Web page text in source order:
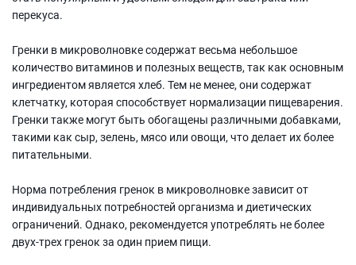
перекуса.
Гренки в микроволновке содержат весьма небольшое
количество витаминов и полезных веществ, так как основным
ингредиентом является хлеб. Тем не менее, они содержат
клетчатку, которая способствует нормализации пищеварения.
Гренки также могут быть обогащены различными добавками,
такими как сыр, зелень, мясо или овощи, что делает их более
питательными.
Норма потребления гренок в микроволновке зависит от
индивидуальных потребностей организма и диетических
ограничений. Однако, рекомендуется употреблять не более
двух-трех гренок за один прием пищи.